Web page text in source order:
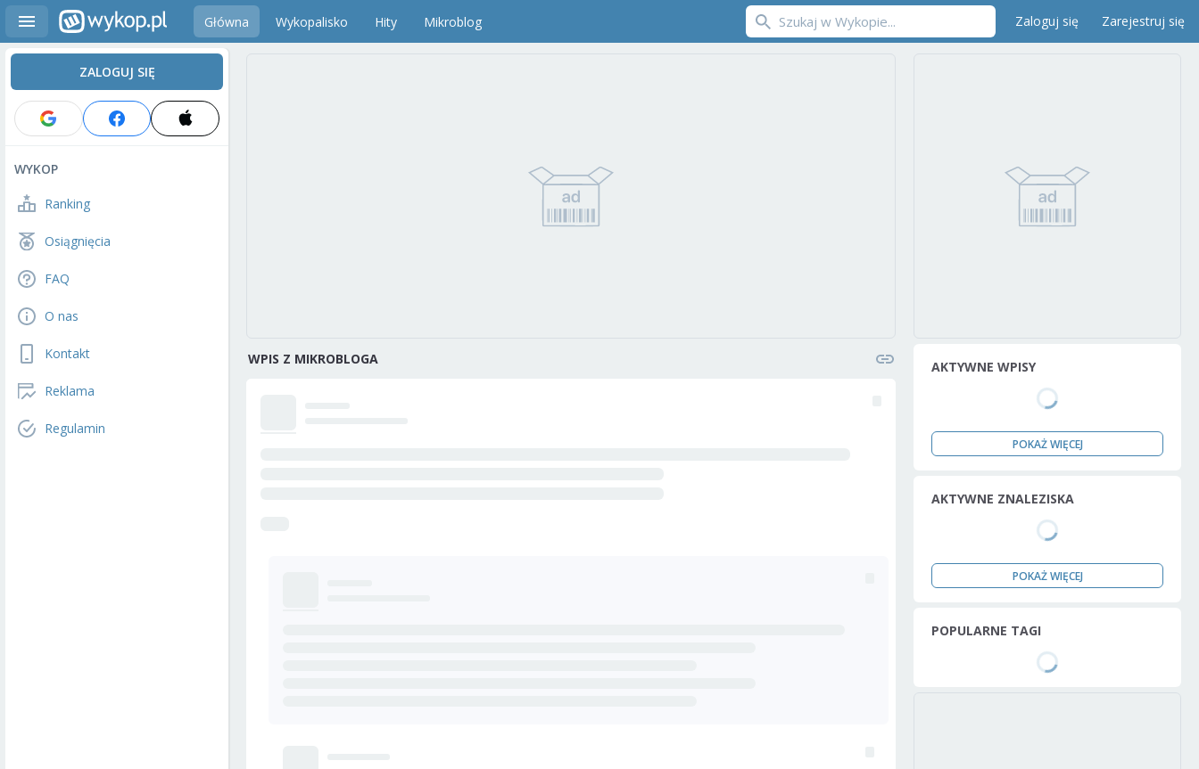
Główna Wykopalisko Hity Mikroblog Zaloguj się Zarejestruj się
ZALOGUJ SIĘ
WYKOP
Ranking
Osiągnięcia
FAQ
O nas
Kontakt
Reklama
Regulamin
WPIS Z MIKROBLOGA AKTYWNE WPISY
POKAŻ WIĘCEJ
AKTYWNE ZNALEZISKA
POKAŻ WIĘCEJ
POPULARNE TAGI